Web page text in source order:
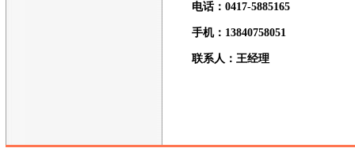
电话：0417-5885165
手机：13840758051
联系人：王经理